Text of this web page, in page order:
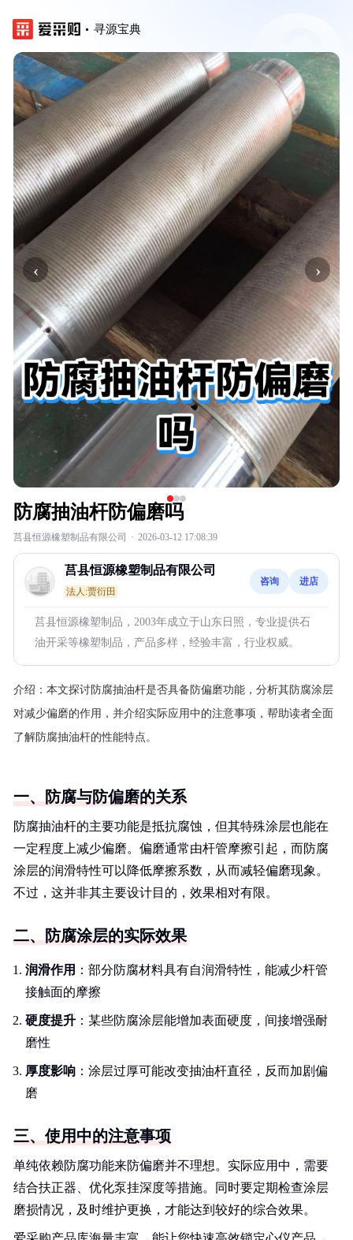
寻源宝典
‹ ›
防腐抽油杆防偏磨吗
莒县恒源橡塑制品有限公司 · 2026-03-12 17:08:39
莒县恒源橡塑制品有限公司
法人:贾衍田
咨询 进店
莒县恒源橡塑制品，2003年成立于山东日照，专业提供石
油开采等橡塑制品，产品多样，经验丰富，行业权威。
介绍： 本文探讨防腐抽油杆是否具备防偏磨功能，分析其防腐涂层
对减少偏磨的作用，并介绍实际应用中的注意事项，帮助读者全面
了解防腐抽油杆的性能特点。
一、防腐与防偏磨的关系
防腐抽油杆的主要功能是抵抗腐蚀，但其特殊涂层也能在
一定程度上减少偏磨。偏磨通常由杆管摩擦引起，而防腐
涂层的润滑特性可以降低摩擦系数，从而减轻偏磨现象。
不过，这并非其主要设计目的，效果相对有限。
二、防腐涂层的实际效果
润滑作用 ：部分防腐材料具有自润滑特性，能减少杆管
接触面的摩擦
硬度提升 ：某些防腐涂层能增加表面硬度，间接增强耐
磨性
厚度影响 ：涂层过厚可能改变抽油杆直径，反而加剧偏
磨
三、使用中的注意事项
单纯依赖防腐功能来防偏磨并不理想。实际应用中，需要
结合扶正器、优化泵挂深度等措施。同时要定期检查涂层
磨损情况，及时维护更换，才能达到较好的综合效果。